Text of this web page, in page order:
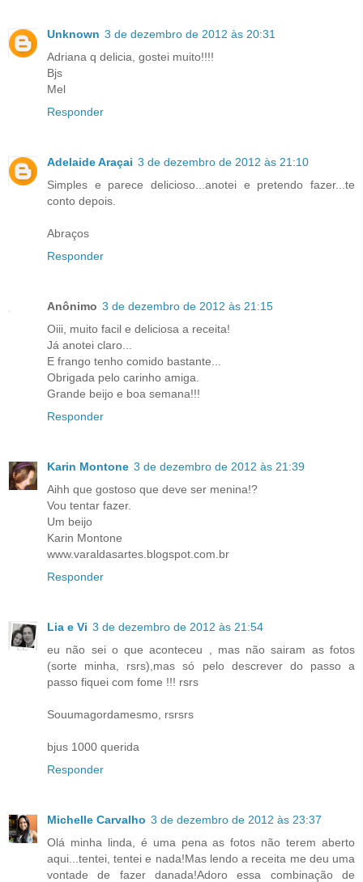
Unknown 3 de dezembro de 2012 às 20:31
Adriana q delicia, gostei muito!!!!
Bjs
Mel
Responder
Adelaide Araçai 3 de dezembro de 2012 às 21:10
Simples e parece delicioso...anotei e pretendo fazer...te
conto depois.
Abraços
Responder
Anônimo 3 de dezembro de 2012 às 21:15
Oiii, muito facil e deliciosa a receita!
Já anotei claro...
E frango tenho comido bastante...
Obrigada pelo carinho amiga.
Grande beijo e boa semana!!!
Responder
Karin Montone 3 de dezembro de 2012 às 21:39
Aihh que gostoso que deve ser menina!?
Vou tentar fazer.
Um beijo
Karin Montone
www.varaldasartes.blogspot.com.br
Responder
Lia e Vi 3 de dezembro de 2012 às 21:54
eu não sei o que aconteceu , mas não sairam as fotos
(sorte minha, rsrs),mas só pelo descrever do passo a
passo fiquei com fome !!! rsrs
Souumagordamesmo, rsrsrs
bjus 1000 querida
Responder
Michelle Carvalho 3 de dezembro de 2012 às 23:37
Olá minha linda, é uma pena as fotos não terem aberto
aqui...tentei, tentei e nada!Mas lendo a receita me deu uma
vontade de fazer danada!Adoro essa combinação de